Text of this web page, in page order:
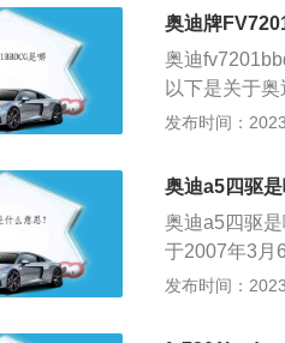
全新奥迪A6L
材、铝质型
挂结构部件以
盖在内的车
奥迪牌
奥迪
以下是关于
奥迪q3、奥
大扭矩是
发布时间：
奥迪a5四驱
奥迪a5四驱
于2007年3月
族中的一个
能、卓越的制
发布时间：